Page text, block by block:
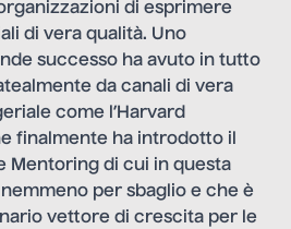
di esprimere
di vera qualità. Uno
successo ha avuto in tutto
da canali di vera
come l’Harvard
finalmente ha introdotto il
Mentoring di cui in questa
per sbaglio e che è
vettore di crescita per le